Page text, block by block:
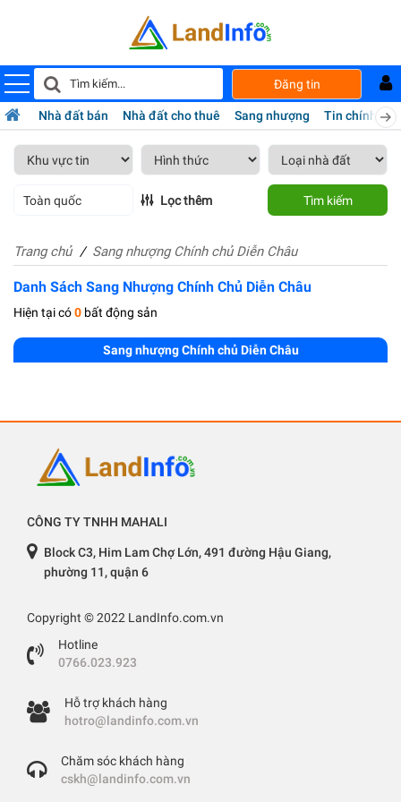
Đăng tin
Nhà đất bán Nhà đất cho thuê Sang nhượng Tin chính chủ
Toàn quốc Lọc thêm Tìm kiếm
Trang chủ Sang nhượng Chính chủ Diễn Châu
Danh Sách Sang Nhượng Chính Chủ Diễn Châu
Hiện tại có0 bất động sản
Sang nhượng Chính chủ Diễn Châu
CÔNG TY TNHH MAHALI
Block C3, Him Lam Chợ Lớn, 491 đường Hậu Giang,
phường 11, quận 6
Copyright © 2022 LandInfo.com.vn
Hotline
0766.023.923
Hỗ trợ khách hàng
hotro@landinfo.com.vn
Chăm sóc khách hàng
cskh@landinfo.com.vn